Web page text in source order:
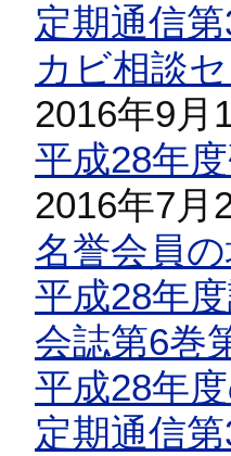
定期通信
カビ相談
2016年9月
平成28年
2016年7月
名誉会員
平成28年
会誌第6巻
平成28年
定期通信